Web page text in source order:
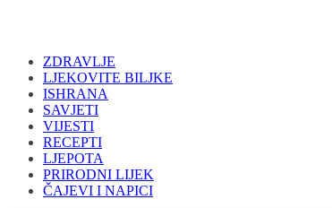
ZDRAVLJE
LJEKOVITE BILJKE
ISHRANA
SAVJETI
VIJESTI
RECEPTI
LJEPOTA
PRIRODNI LIJEK
ČAJEVI I NAPICI